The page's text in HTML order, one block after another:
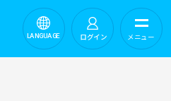
ログイン
LANGUAGE メニュー